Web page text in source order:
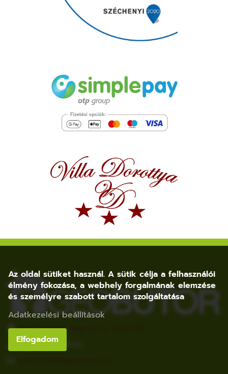
8600 Siófok, Bajcsy-Zs. utca 210.
+36 20 852 1660
Az oldal sütiket használ. A sütik célja a felhasználói
élmény fokozása, a webhely forgalmának elemzése
és személyre szabott tartalom szolgáltatása
Adatkezelési beállítások
Elfogadom